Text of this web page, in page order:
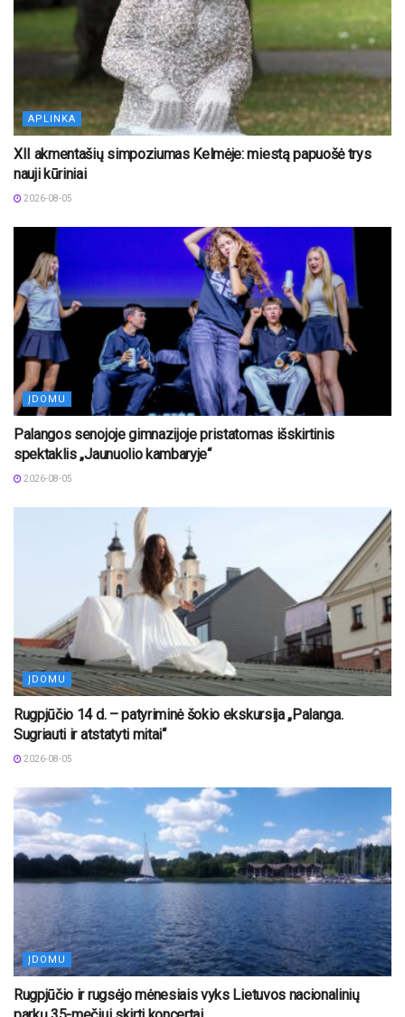
APLINKA
XII akmentašių simpoziumas Kelmėje: miestą papuošė trys
nauji kūriniai
2026-08-05
ĮDOMU
Palangos senojoje gimnazijoje pristatomas išskirtinis
spektaklis „Jaunuolio kambaryje“
2026-08-05
ĮDOMU
Rugpjūčio 14 d. – patyriminė šokio ekskursija „Palanga.
Sugriauti ir atstatyti mitai“
2026-08-05
ĮDOMU
Rugpjūčio ir rugsėjo mėnesiais vyks Lietuvos nacionalinių